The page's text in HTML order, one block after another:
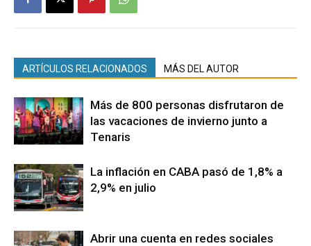
ARTÍCULOS RELACIONADOS MÁS DEL AUTOR
Más de 800 personas disfrutaron de
las vacaciones de invierno junto a
Tenaris
La inflación en CABA pasó de 1,8% a
2,9% en julio
Abrir una cuenta en redes sociales